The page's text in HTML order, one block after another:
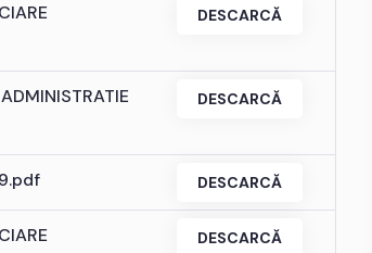
DESCARCĂ
DESCARCĂ
DESCARCĂ
DESCARCĂ